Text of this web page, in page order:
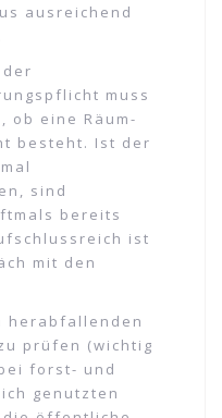
ausreichend
muss
ob eine Räum-
besteht. Ist der
sind
bereits
ist
mit den
herabfallenden
prüfen (wichtig
forst- und
genutzten